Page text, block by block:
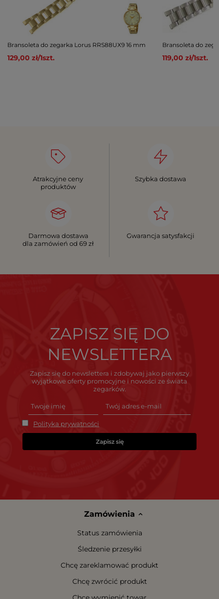
Bransoleta do zegarka Lorus RRS88UX9 16 mm
129,00 zł/1szt.
Bransoleta do
119,00 zł/1szt.
Atrakcyjne ceny
produktów
Szybka dostawa
Darmowa dostawa
dla zamówień od 69 zł
Gwarancja satysfakcji
ZAPISZ SIĘ DO
NEWSLETTERA
Zapisz się do newslettera i zdobywaj jako pierwszy
wyjątkowe oferty promocyjne i nowości ze świata
zegarków.
Polityka prywatności
Zapisz się
Zamówienia
Status zamówienia
Śledzenie przesyłki
Chcę zareklamować produkt
Chcę zwrócić produkt